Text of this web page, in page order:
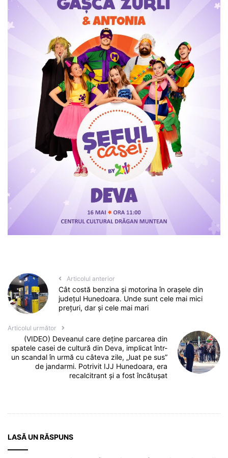
Articolul anterior
Cât costă benzina și motorina în orașele din
județul Hunedoara. Unde sunt cele mai mici
prețuri, dar și cele mai mari
Articolul următor
(VIDEO) Deveanul care deține parcarea din
spatele casei de cultură din Deva, implicat într-
un scandal în urmă cu câteva zile, „luat pe sus”
de jandarmi. Potrivit IJJ Hunedoara, era
recalcitrant și a fost încătușat
LASĂ UN RĂSPUNS